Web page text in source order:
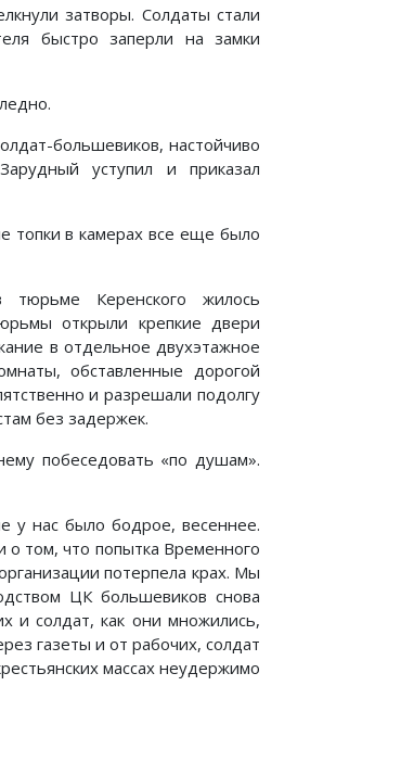
затворы. Солдаты стали
быстро заперли на замки
большевиков, настойчиво
уступил и приказал
топки в камерах все еще было
тюрьме Керенского жилось
открыли крепкие двери
в отдельное двухэтажное
обставленные дорогой
и разрешали подолгу
без задержек.
побеседовать «по душам».
у нас было бодрое, весеннее.
о том, что попытка Временного
потерпела крах. Мы
ЦК большевиков снова
и солдат, как они множились,
газеты и от рабочих, солдат
массах неудержимо